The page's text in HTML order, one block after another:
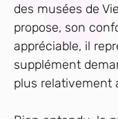
des musées de
propose, son
appréciable, il
supplément
plus relativement